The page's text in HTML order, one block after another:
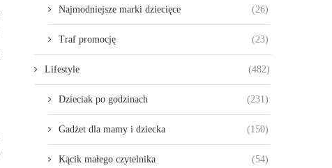
Najmodniejsze marki dziecięce (26)
Traf promocję (23)
Lifestyle (482)
Dzieciak po godzinach (231)
Gadżet dla mamy i dziecka (150)
Kącik małego czytelnika (54)